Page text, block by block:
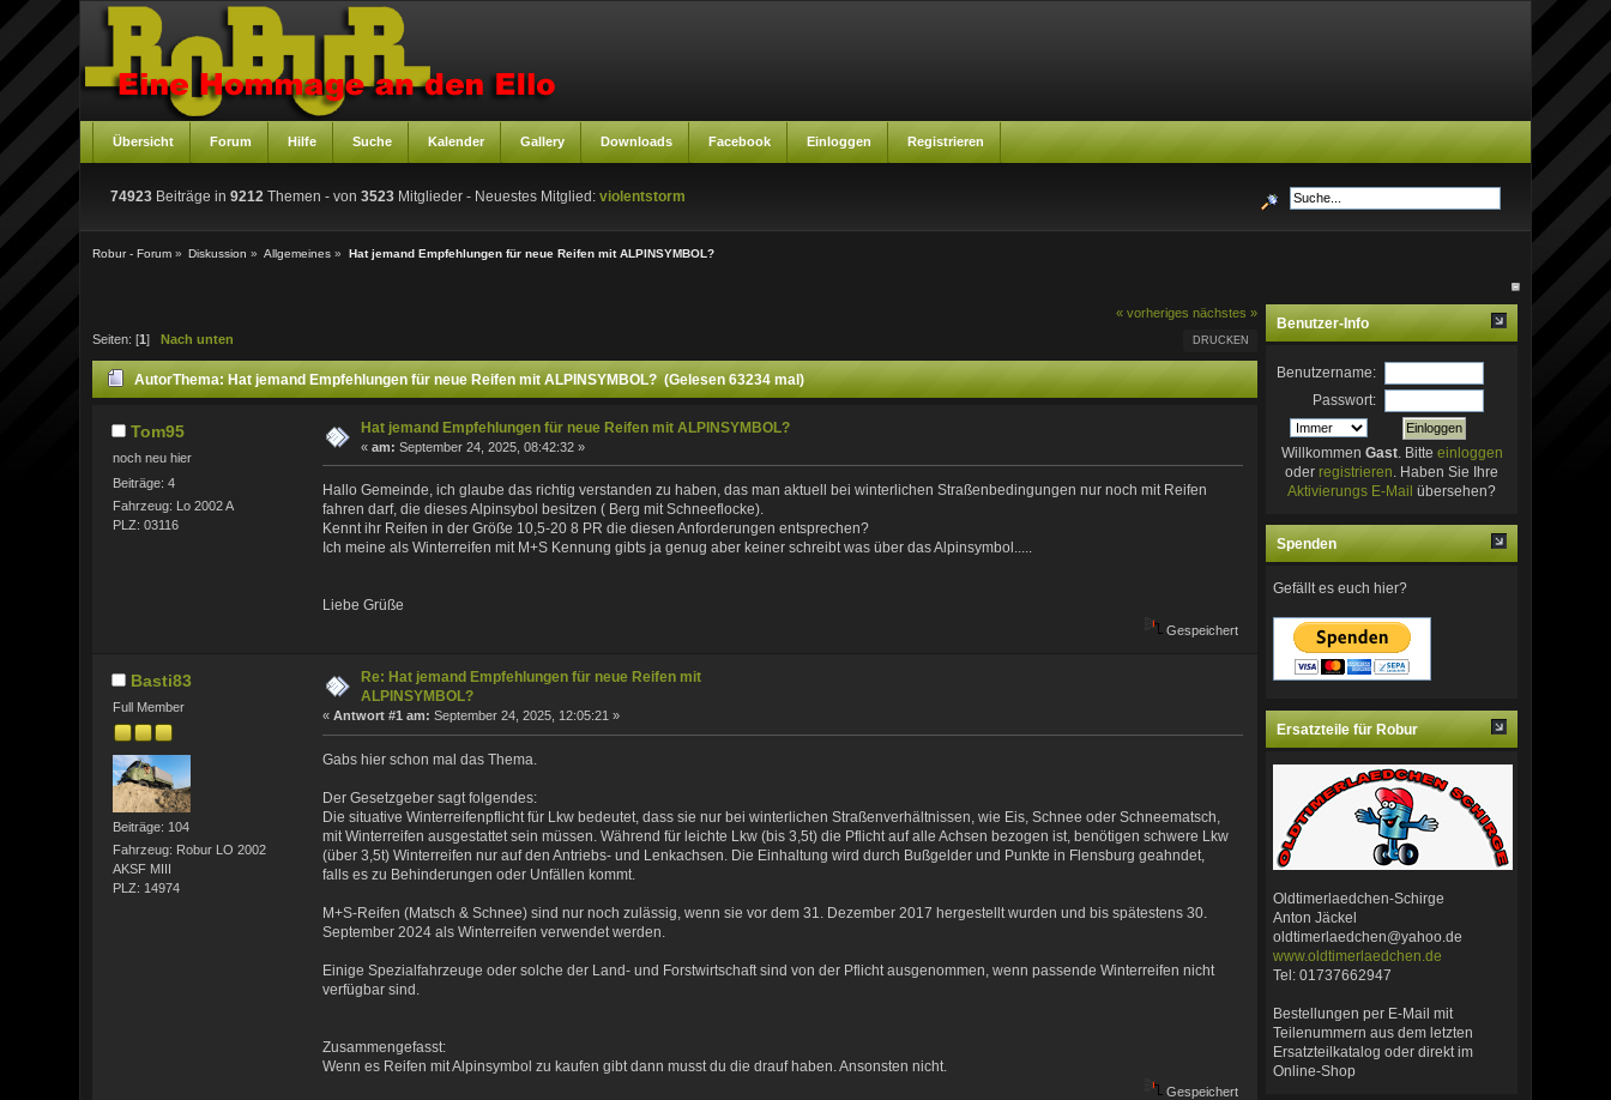
Übersicht Forum Hilfe Suche Kalender Gallery Downloads Facebook Einloggen Registrieren
74923 Beiträge in9212 Themen - von3523 Mitglieder - Neuestes Mitglied:violentstorm
Robur - Forum » Diskussion » Allgemeines » Hat jemand Empfehlungen für neue Reifen mit ALPINSYMBOL?
« vorheriges nächstes »
DRUCKEN
Seiten: [1] Nach unten
AutorThema: Hat jemand Empfehlungen für neue Reifen mit ALPINSYMBOL? (Gelesen 63234 mal)
Tom95
noch neu hier
Beiträge: 4
Fahrzeug: Lo 2002 A
PLZ: 03116
Hat jemand Empfehlungen für neue Reifen mit ALPINSYMBOL?
«am: September 24, 2025, 08:42:32 »
Hallo Gemeinde, ich glaube das richtig verstanden zu haben, das man aktuell bei winterlichen Straßenbedingungen nur noch mit Reifen
fahren darf, die dieses Alpinsybol besitzen ( Berg mit Schneeflocke).
Kennt ihr Reifen in der Größe 10,5-20 8 PR die diesen Anforderungen entsprechen?
Ich meine als Winterreifen mit M+S Kennung gibts ja genug aber keiner schreibt was über das Alpinsymbol.....
Liebe Grüße
Gespeichert
Basti83
Full Member
Beiträge: 104
Fahrzeug: Robur LO 2002
AKSF MIII
PLZ: 14974
Re: Hat jemand Empfehlungen für neue Reifen mit
ALPINSYMBOL?
«Antwort #1 am: September 24, 2025, 12:05:21 »
Gabs hier schon mal das Thema.
Der Gesetzgeber sagt folgendes:
Die situative Winterreifenpflicht für Lkw bedeutet, dass sie nur bei winterlichen Straßenverhältnissen, wie Eis, Schnee oder Schneematsch,
mit Winterreifen ausgestattet sein müssen. Während für leichte Lkw (bis 3,5t) die Pflicht auf alle Achsen bezogen ist, benötigen schwere Lkw
(über 3,5t) Winterreifen nur auf den Antriebs- und Lenkachsen. Die Einhaltung wird durch Bußgelder und Punkte in Flensburg geahndet,
falls es zu Behinderungen oder Unfällen kommt.
M+S-Reifen (Matsch & Schnee) sind nur noch zulässig, wenn sie vor dem 31. Dezember 2017 hergestellt wurden und bis spätestens 30.
September 2024 als Winterreifen verwendet werden.
Einige Spezialfahrzeuge oder solche der Land- und Forstwirtschaft sind von der Pflicht ausgenommen, wenn passende Winterreifen nicht
verfügbar sind.
Zusammengefasst:
Wenn es Reifen mit Alpinsymbol zu kaufen gibt dann musst du die drauf haben. Ansonsten nicht.
Gespeichert
Benutzer-Info
Benutzername:
Passwort:
Willkommen Gast. Bitte einloggen
oder registrieren . Haben Sie Ihre
Aktivierungs E-Mail übersehen?
Spenden
Gefällt es euch hier?
Ersatzteile für Robur
Oldtimerlaedchen-Schirge
Anton Jäckel
oldtimerlaedchen@yahoo.de
www.oldtimerlaedchen.de
Tel: 01737662947
Bestellungen per E-Mail mit
Teilenummern aus dem letzten
Ersatzteilkatalog oder direkt im
Online-Shop